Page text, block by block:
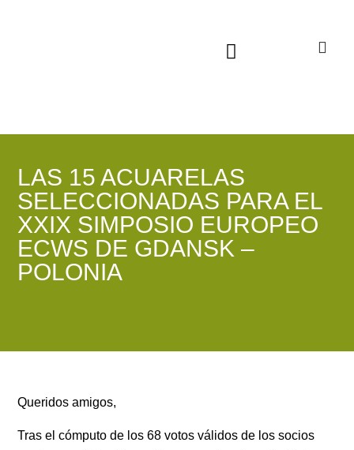
LAS 15 ACUARELAS
SELECCIONADAS PARA EL
XXIX SIMPOSIO EUROPEO
ECWS DE GDANSK –
POLONIA
Queridos amigos,
Tras el cómputo de los 68 votos válidos de los socios